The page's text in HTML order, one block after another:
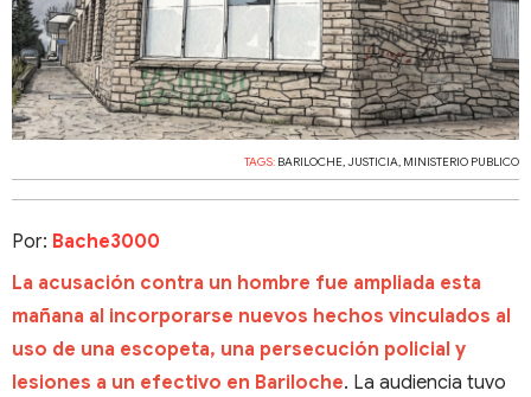
TAGS: BARILOCHE,JUSTICIA, MINISTERIO PUBLICO
Por: Bache3000
La acusación contra un hombre fue ampliada esta
mañana al incorporarse nuevos hechos vinculados al
uso de una escopeta, una persecución policial y
lesiones a un efectivo en Bariloche. La audiencia tuvo